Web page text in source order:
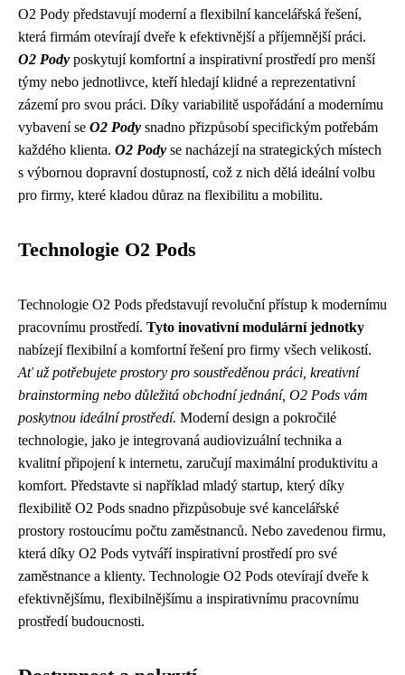
O2 Pody představují moderní a flexibilní kancelářská řešení,
která firmám otevírají dveře k efektivnější a příjemnější práci.
O2 Pody poskytují komfortní a inspirativní prostředí pro menší
týmy nebo jednotlivce, kteří hledají klidné a reprezentativní
zázemí pro svou práci. Díky variabilitě uspořádání a modernímu
vybavení se O2 Pody snadno přizpůsobí specifickým potřebám
každého klienta. O2 Pody se nacházejí na strategických místech
s výbornou dopravní dostupností, což z nich dělá ideální volbu
pro firmy, které kladou důraz na flexibilitu a mobilitu.
Technologie O2 Pods
Technologie O2 Pods představují revoluční přístup k modernímu
pracovnímu prostředí. Tyto inovativní modulární jednotky
nabízejí flexibilní a komfortní řešení pro firmy všech velikostí.
Ať už potřebujete prostory pro soustředěnou práci, kreativní
brainstorming nebo důležitá obchodní jednání, O2 Pods vám
poskytnou ideální prostředí. Moderní design a pokročilé
technologie, jako je integrovaná audiovizuální technika a
kvalitní připojení k internetu, zaručují maximální produktivitu a
komfort. Představte si například mladý startup, který díky
flexibilitě O2 Pods snadno přizpůsobuje své kancelářské
prostory rostoucímu počtu zaměstnanců. Nebo zavedenou firmu,
která díky O2 Pods vytváří inspirativní prostředí pro své
zaměstnance a klienty. Technologie O2 Pods otevírají dveře k
efektivnějšímu, flexibilnějšímu a inspirativnímu pracovnímu
prostředí budoucnosti.